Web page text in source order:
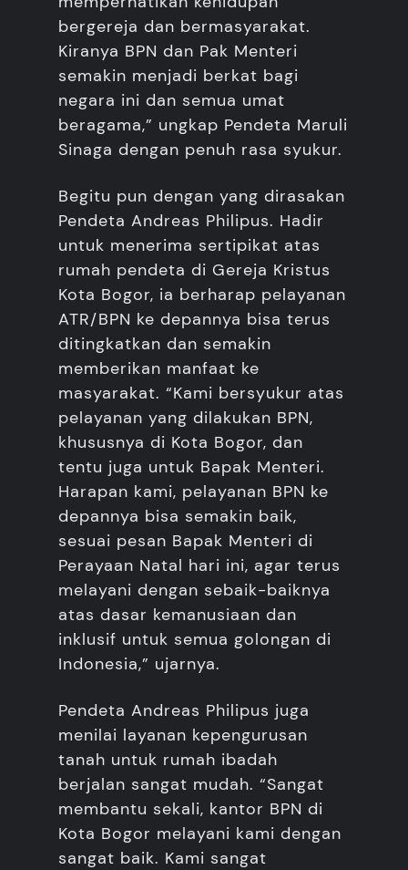
bergereja dan bermasyarakat.
Kiranya BPN dan Pak Menteri
semakin menjadi berkat bagi
negara ini dan semua umat
beragama,” ungkap Pendeta Maruli
Sinaga dengan penuh rasa syukur.
Begitu pun dengan yang dirasakan
Pendeta Andreas Philipus. Hadir
untuk menerima sertipikat atas
rumah pendeta di Gereja Kristus
Kota Bogor, ia berharap pelayanan
ATR/BPN ke depannya bisa terus
ditingkatkan dan semakin
memberikan manfaat ke
masyarakat. “Kami bersyukur atas
pelayanan yang dilakukan BPN,
khususnya di Kota Bogor, dan
tentu juga untuk Bapak Menteri.
Harapan kami, pelayanan BPN ke
depannya bisa semakin baik,
sesuai pesan Bapak Menteri di
Perayaan Natal hari ini, agar terus
melayani dengan sebaik-baiknya
atas dasar kemanusiaan dan
inklusif untuk semua golongan di
Indonesia,” ujarnya.
Pendeta Andreas Philipus juga
menilai layanan kepengurusan
tanah untuk rumah ibadah
berjalan sangat mudah. “Sangat
membantu sekali, kantor BPN di
Kota Bogor melayani kami dengan
sangat baik. Kami sangat